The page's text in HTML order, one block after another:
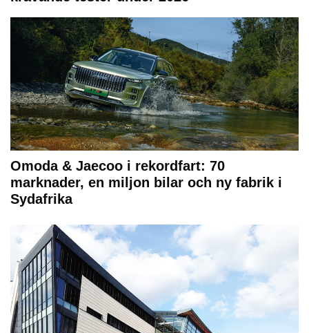
Omoda & Jaecoo i rekordfart: 70
marknader, en miljon bilar och ny fabrik i
Sydafrika